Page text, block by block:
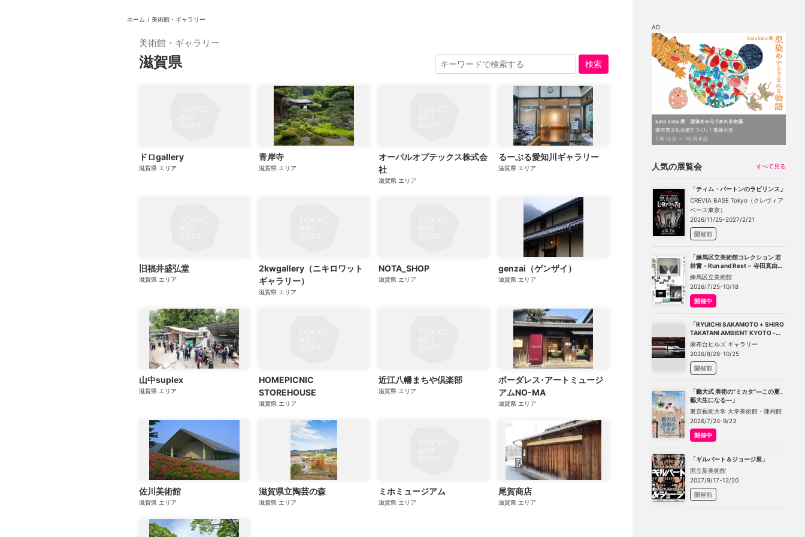
展覧会 マップ チケット割引
ホーム / 美術館・ギャラリー
美術館・ギャラリー
滋賀県 検索
ドロgallery
滋賀県 エリア
青岸寺
滋賀県 エリア
オーパルオプテックス株式会
社
滋賀県 エリア
るーぶる愛知川ギャラリー
滋賀県 エリア
旧福井盛弘堂
滋賀県 エリア
2kwgallery（ニキロワット
ギャラリー）
滋賀県 エリア
NOTA_SHOP
滋賀県 エリア
genzai（ゲンザイ）
滋賀県 エリア
山中suplex
滋賀県 エリア
HOMEPICNIC
STOREHOUSE
滋賀県 エリア
近江八幡まちや倶楽部
滋賀県 エリア
ボーダレス･アートミュージ
アムNO-MA
滋賀県 エリア
佐川美術館
滋賀県 エリア
滋賀県立陶芸の森
滋賀県 エリア
ミホミュージアム
滋賀県 エリア
尾賀商店
滋賀県 エリア
AD
人気の展覧会 すべて見る
「ティム・バートンのラビリンス」
CREVIA BASE Tokyo（クレヴィア
ベース東京）
2026/11/25-2027/2/21
開催前
「練馬区立美術館コレクション 若
林奮－Run and Rest－ 寺田真由美
－不在の存在－」
練馬区立美術館
2026/7/25-10/18
開催中
「RYUICHI SAKAMOTO + SHIRO
TAKATANI AMBIENT KYOTO -
TOKYO」
麻布台ヒルズ ギャラリー
2026/8/28-10/25
開催前
「藝大式 美術の“ミカタ”―この夏、
藝大生になる―」
東京藝術大学 大学美術館・陳列館
2026/7/24-9/23
開催中
「ギルバート＆ジョージ展」
国立新美術館
2027/9/17-12/20
開催前